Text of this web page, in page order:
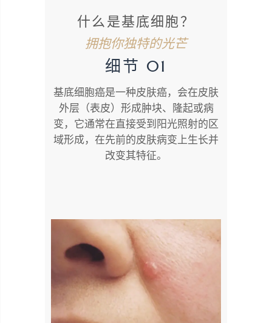
什么是基底细胞？
拥抱你独特的光芒
细节 01
基底细胞癌是一种皮肤癌，会在皮肤
外层（表皮）形成肿块、隆起或病
变，它通常在直接受到阳光照射的区
域形成，在先前的皮肤病变上生长并
改变其特征。